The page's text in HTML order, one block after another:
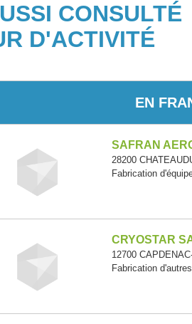
CONSULTÉ
D'ACTIVITÉ
EN
SAFRAN
28200
Fabrication
CRYOSTAR
12700
Fabrication